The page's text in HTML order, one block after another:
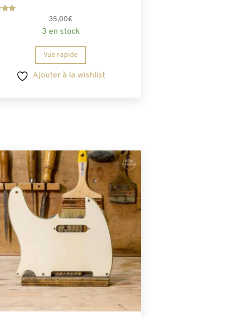
35,00€
3 en stock
Vue rapide
Ajouter à la wishlist